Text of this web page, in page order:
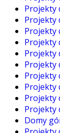
Projekty
Projekty
Projekty
Projekty
Projekty
Projekty
Projekty
Projekty
Projekty
Projekty
Domy